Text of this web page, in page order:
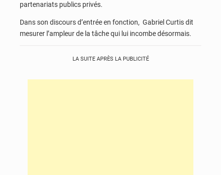
partenariats publics privés.
Dans son discours d’entrée en fonction, Gabriel Curtis dit
mesurer l’ampleur de la tâche qui lui incombe désormais.
LA SUITE APRÈS LA PUBLICITÉ